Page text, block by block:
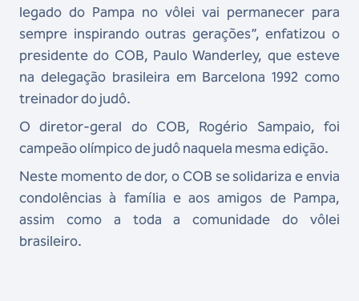
legado do Pampa no vôlei vai permanecer para
sempre inspirando outras gerações”, enfatizou o
presidente do COB, Paulo Wanderley, que esteve
na delegação brasileira em Barcelona 1992 como
treinador do judô.
O diretor-geral do COB, Rogério Sampaio, foi
campeão olímpico de judô naquela mesma edição.
Neste momento de dor, o COB se solidariza e envia
condolências à família e aos amigos de Pampa,
assim como a toda a comunidade do vôlei
brasileiro.